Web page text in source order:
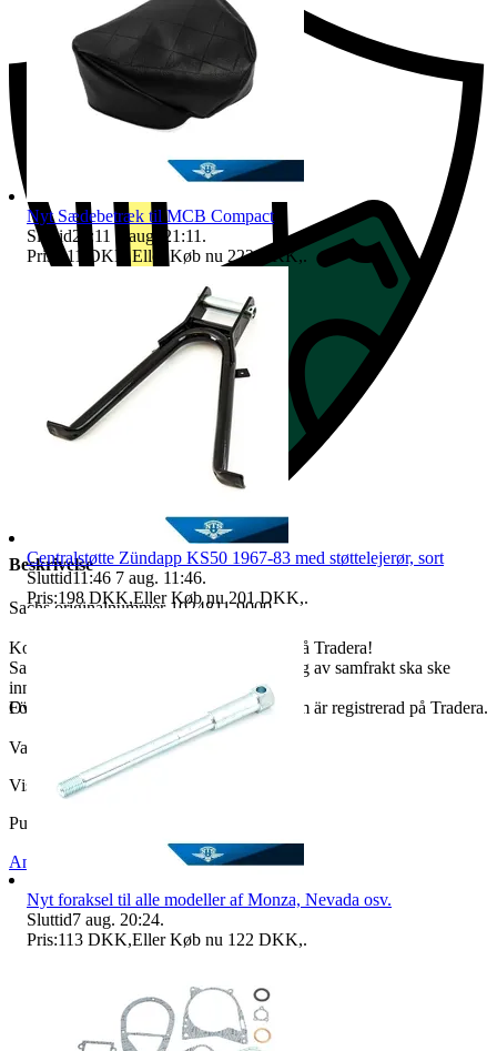
Beskrivelse
Sachs originalnummer 1024811-9000
Kolla gärna in våra övriga auktioner här på Tradera!
Samfraktar vid köp av flera varor. Bokning av samfrakt ska ske
innan betalningen är genomförd.
Försändelsen adresseras till den adress som är registrerad på Tradera.
Oversat af Vis originalen
Varenr.
731 466 547
Visninger 77
Publiceret
Anmeld
Nyt Sædebetræk til MCB Compact
Sluttid21:11 6 aug. 21:11 .
Pris:
211 DKK ,Eller Køb nu 222 DKK,.
Centralstøtte Zündapp KS50 1967-83 med støttelejerør, sort
Sluttid11:46 7 aug. 11:46.
Pris:198 DKK,Eller Køb nu 201 DKK,.
Nyt foraksel til alle modeller af Monza, Nevada osv.
Sluttid7 aug. 20:24.
Pris:113 DKK,Eller Køb nu 122 DKK,.